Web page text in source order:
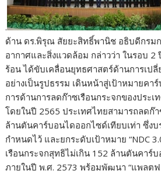
.
ด้าน ดร.พิรุณ สัยยะสิทธิ์พานิช อธิบดีกรม
อากาศและสิ่งแวดล้อม กล่าวว่า ในรอบ
ร้อน ได้ขับเคลื่อนยุทธศาสตร์ด้านการเป
อย่างเป็นรูปธรรม เดินหน้าสู่เป้าหมายค
การด้านการลดก๊าซเรือนกระจกของประเ
โดยในปี 2565 ประเทศไทยสามารถลดก๊
ล้านตันคาร์บอนไดออกไซด์เทียบเท่า ซึ่งบ
กำหนดไว้ และยกระดับเป้าหมาย “NDC
เรือนกระจกสุทธิไม่เกิน 152 ล้านตันคาร์
ภายในปี พ.ศ. 2573 พร้อมพัฒนา “แพลต